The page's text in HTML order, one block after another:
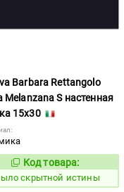
Barbara Rettangolo
Melanzana S настенная
15x30
839411
Код товара:
скрытной истины